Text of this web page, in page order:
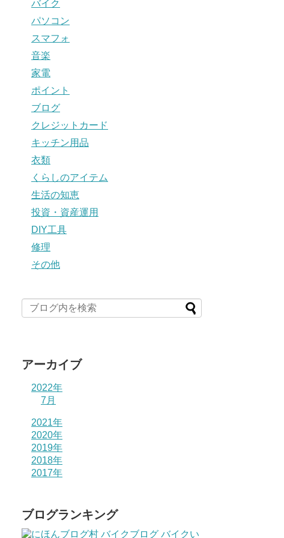
バイク
パソコン
スマフォ
音楽
家電
ポイント
ブログ
クレジットカード
キッチン用品
衣類
くらしのアイテム
生活の知恵
投資・資産運用
DIY工具
修理
その他
アーカイブ
2022年
7月
2021年
2020年
2019年
2018年
2017年
ブログランキング